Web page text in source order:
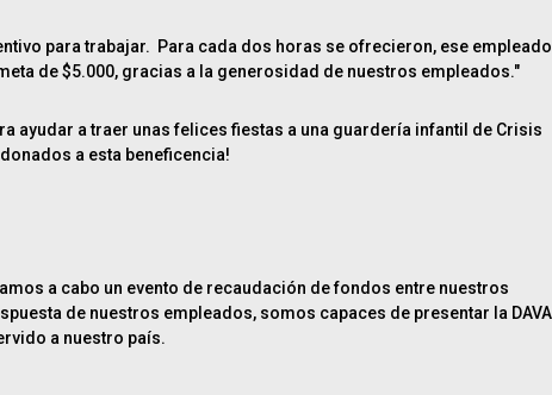
para trabajar. Para cada dos horas se ofrecieron, ese empleado
de $5.000, gracias a la generosidad de nuestros empleados."
ayudar a traer unas felices fiestas a una guardería infantil de Crisis
a esta beneficencia!
a cabo un evento de recaudación de fondos entre nuestros
de nuestros empleados, somos capaces de presentar la DAVA
a nuestro país.